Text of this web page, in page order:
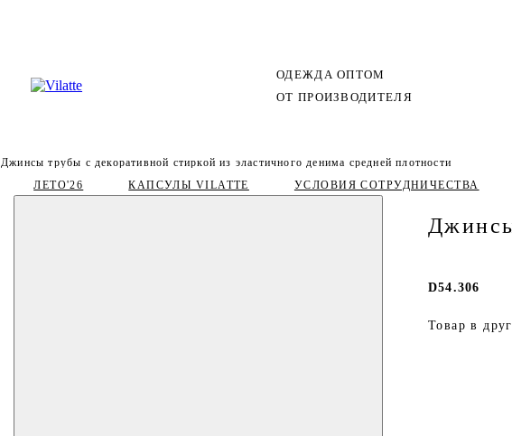
ОДЕЖДА ОПТОМ
ОТ ПРОИЗВОДИТЕЛЯ
ЛЕТО'26 КАПСУЛЫ VILATTE УСЛОВИЯ СОТРУДНИЧЕСТВА
Джинсы трубы с декоративной стиркой из эластичного денима средней плотности
D54.306
Товар в